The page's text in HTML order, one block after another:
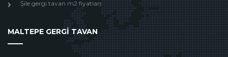
Şile gergi tavan m2 fiyatları
MALTEPE GERGİ TAVAN